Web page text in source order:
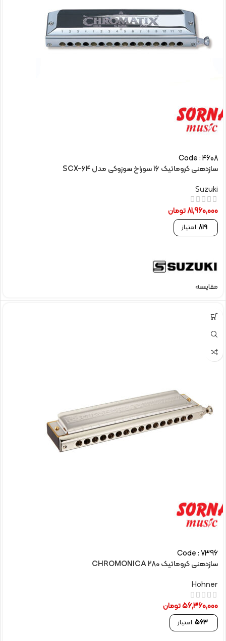
Code : 4608
سازدهنی کروماتیک 16 سوراخ سوزوکی مدل SCX-64
Suzuki
81,960,000تومان
819 امتیاز
مقایسه
Code : 7396
سازدهنی کروماتیک CHROMONICA 280
Hohner
56,360,000تومان
563 امتیاز